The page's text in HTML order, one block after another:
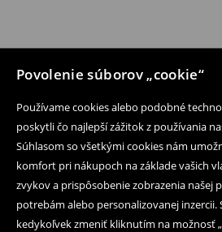
Povolenie súborov „cookie“
Používame cookies alebo podobné
poskytli čo najlepší zážitok z používania
Súhlasom so všetkými cookies nám
komfort pri nákupoch na základe vašich
zvykov a prispôsobenie zobrazenia našej
potrebám alebo personalizovanej inzercii.
kedykoľvek zmeniť kliknutím na možnosť